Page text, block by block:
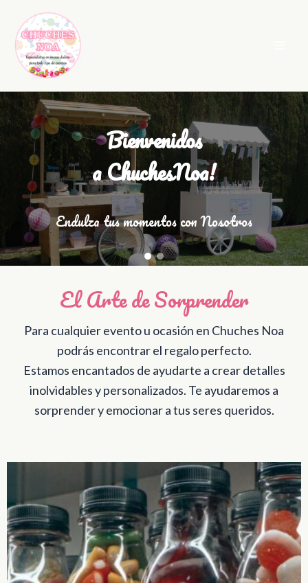
contenido
Bienvenidos
a ChuchesNoa!
Endulza tus momentos con Nosotros
El Arte de Sorprender
Para cualquier evento u ocasión en Chuches Noa
podrás encontrar el regalo perfecto.
Estamos encantados de ayudarte a crear detalles
inolvidables y personalizados. Te ayudaremos a
sorprender y emocionar a tus seres queridos.